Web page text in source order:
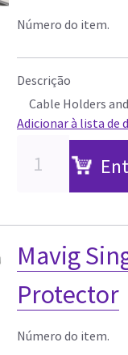
Número do item.
Descrição
Cable Holders
Adicionar à lista de
Mavig
Protector
Número do item.